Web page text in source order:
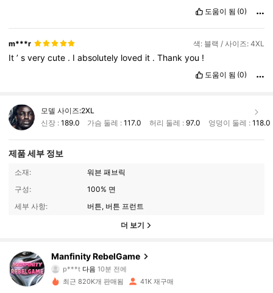
도움이 됨 (0)
m***r 색: 블랙 / 사이즈: 4XL
It’sverycute . Iabsolutely loved it .Thankyou !
도움이 됨 (0)
모델 사이즈:2XL
신장 : 189.0 가슴 둘레 :117.0 허리 둘레 : 97.0 엉덩이 둘레 : 118.0
제품 세부 정보
소재:
워븐 패브릭
구성:
100% 면
세부 사항:
버튼, 버튼 프런트
더 보기
Manfinity RebelGame
4.82
49K 팔로워
p***t다음 10분 전에
9***5가 탐색 중입니다
49K 팔로워
최근 820K개 판매됨 41K 재구매